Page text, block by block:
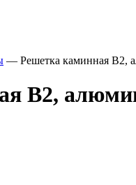
— Решетка каминная
B2,